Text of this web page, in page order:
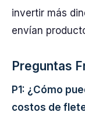
invertir más
envían
Preguntas
P1: ¿Cómo
costos de